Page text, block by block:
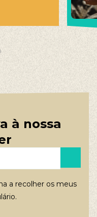
à nossa
a recolher os meus